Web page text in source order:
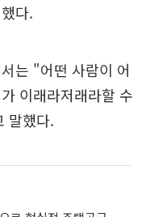
다.
는 "어떤 사람이 어
이래라저래라할 수
말했다.